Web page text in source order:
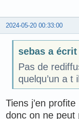
2024-05-20 00:33:00
sebas a
Pas de
quelqu’un a t
Tiens j’en
donc on ne peut